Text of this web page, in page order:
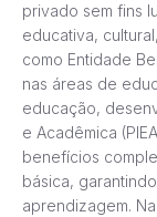
privado sem fins
educativa,
como Entidade
nas áreas de
educação,
e Acadêmica
benefícios
básica,
aprendizagem.